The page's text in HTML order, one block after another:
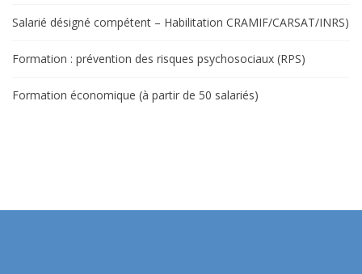
Salarié désigné compétent – Habilitation CRAMIF/CARSAT/INRS)
Formation : prévention des risques psychosociaux (RPS)
Formation économique (à partir de 50 salariés)